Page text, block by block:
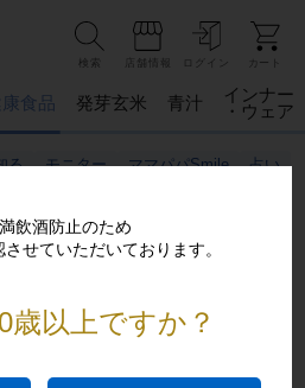
検索 ログイン カート
食品 発芽玄米 青汁
インナー
・ウェア
る モニター ママパパSmile 占い
申し訳ございません。
飲酒防止のため
せていただいております。
歳以上ですか？